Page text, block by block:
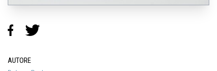
AUTORE